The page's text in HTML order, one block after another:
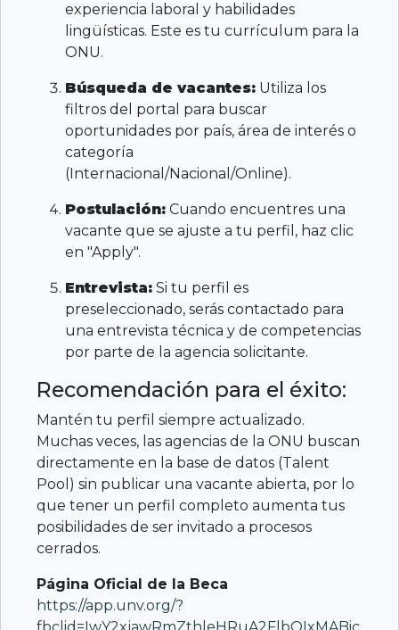
experiencia laboral y habilidades
lingüísticas. Este es tu currículum para la
ONU.
Búsqueda de vacantes: Utiliza los
filtros del portal para buscar
oportunidades por país, área de interés o
categoría
(Internacional/Nacional/Online).
Postulación: Cuando encuentres una
vacante que se ajuste a tu perfil, haz clic
en "Apply".
Entrevista: Si tu perfil es
preseleccionado, serás contactado para
una entrevista técnica y de competencias
por parte de la agencia solicitante.
Recomendación para el éxito:
Mantén tu perfil siempre actualizado.
Muchas veces, las agencias de la ONU buscan
directamente en la base de datos (Talent
Pool) sin publicar una vacante abierta, por lo
que tener un perfil completo aumenta tus
posibilidades de ser invitado a procesos
cerrados.
Página Oficial de la Beca
https://app.unv.org/?